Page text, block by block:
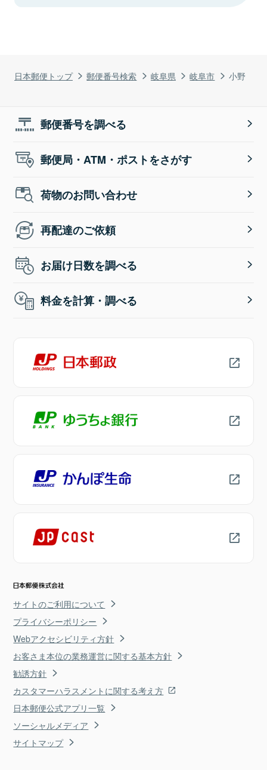
日本郵便トップ 郵便番号検索 岐阜県 岐阜市 小野
郵便番号を調べる
郵便局・ATM・ポストをさがす
荷物のお問い合わせ
再配達のご依頼
お届け日数を調べる
料金を計算・調べる
サイトのご利用について
プライバシーポリシー
Webアクセシビリティ方針
お客さま本位の業務運営に関する基本方針
勧誘方針
カスタマーハラスメントに関する考え方
日本郵便公式アプリ一覧
ソーシャルメディア
サイトマップ